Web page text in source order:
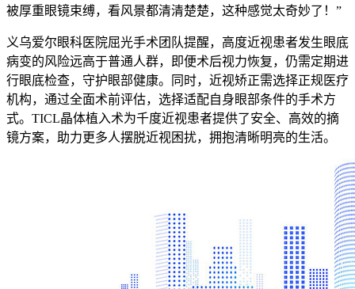
被厚重眼镜束缚，看风景都清清楚楚，这种感觉太奇妙了！”
义乌爱尔眼科医院屈光手术团队提醒，高度近视患者发生眼底
病变的风险远高于普通人群，即便术后视力恢复，仍需定期进
行眼底检查，守护眼部健康。同时，近视矫正需选择正规医疗
机构，通过全面术前评估，选择适配自身眼部条件的手术方
式。TICL晶体植入术为千度近视患者提供了安全、高效的摘
镜方案，助力更多人摆脱近视困扰，拥抱清晰明亮的生活。